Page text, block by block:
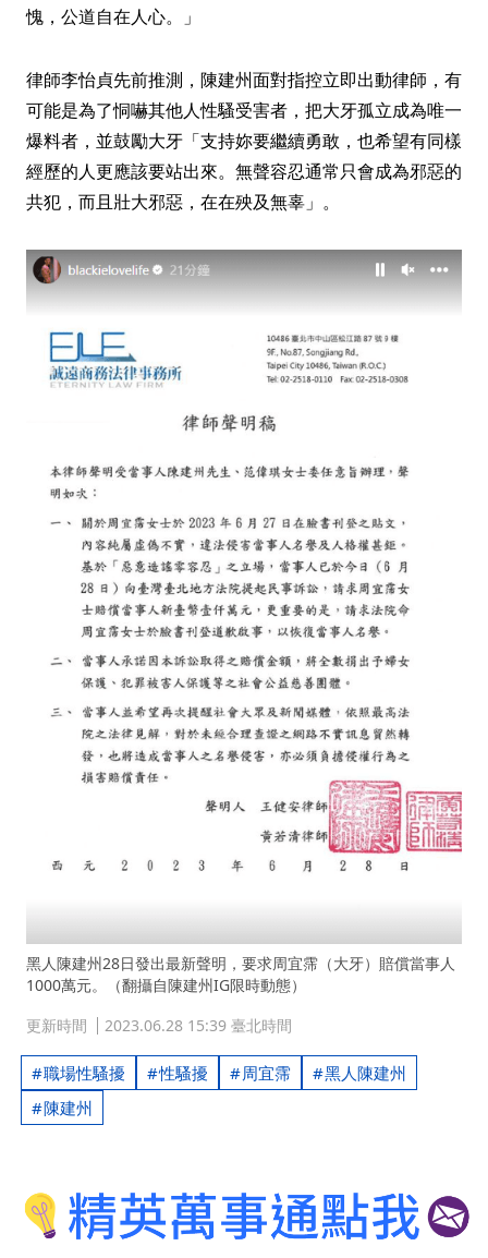
愧，公道自在人心。」
律師李怡貞先前推測，陳建州面對指控立即出動律師，有
可能是為了恫嚇其他人性騷受害者，把大牙孤立成為唯一
爆料者，並鼓勵大牙「支持妳要繼續勇敢，也希望有同樣
經歷的人更應該要站出來。無聲容忍通常只會成為邪惡的
共犯，而且壯大邪惡，在在殃及無辜」。
黑人陳建州28日發出最新聲明，要求周宜霈（大牙）賠償當事人
1000萬元。（翻攝自陳建州IG限時動態）
更新時間
2023.06.28 15:39 臺北時間
職場性騷擾 性騷擾 周宜霈
黑人陳建州
陳建州